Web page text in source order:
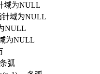
域为NULL
域为NULL
NULL
为NULL